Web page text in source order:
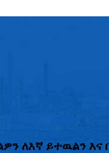
ለእኛ ይተዉልን እና